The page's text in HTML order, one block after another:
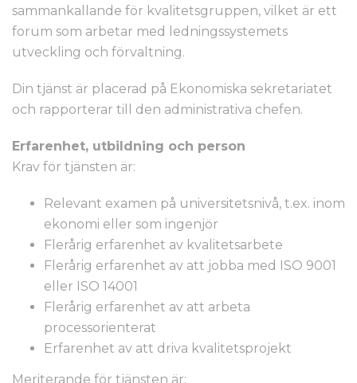
sammankallande för kvalitetsgruppen, vilket är ett
forum som arbetar med ledningssystemets
utveckling och förvaltning.
Din tjänst är placerad på Ekonomiska sekretariatet
och rapporterar till den administrativa chefen.
Erfarenhet, utbildning och person
Krav för tjänsten är:
Relevant examen på universitetsnivå, t.ex. inom
ekonomi eller som ingenjör
Flerårig erfarenhet av kvalitetsarbete
Flerårig erfarenhet av att jobba med ISO 9001
eller ISO 14001
Flerårig erfarenhet av att arbeta
processorienterat
Erfarenhet av att driva kvalitetsprojekt
Meriterande för tjänsten är: